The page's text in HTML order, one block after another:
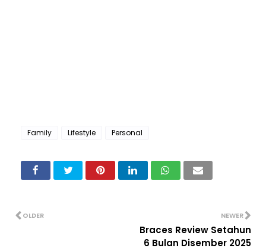
Family Lifestyle Personal
NEWER
Braces Review Setahun
6 Bulan Disember 2025
OLDER